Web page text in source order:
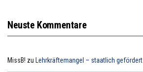
Neuste Kommentare
MissB! zu Lehrkräftemangel – staatlich gefördert